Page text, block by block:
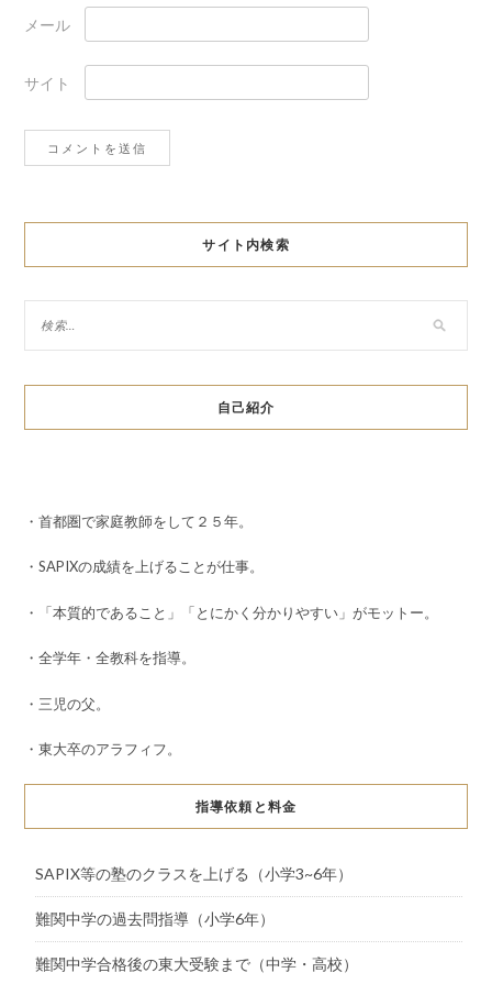
メール
サイト
サイト内検索
自己紹介
・首都圏で家庭教師をして２５年。
・SAPIXの成績を上げることが仕事。
・「本質的であること」「とにかく分かりやすい」がモットー。
・全学年・全教科を指導。
・三児の父。
・東大卒のアラフィフ。
指導依頼と料金
SAPIX等の塾のクラスを上げる（小学3~6年）
難関中学の過去問指導（小学6年）
難関中学合格後の東大受験まで（中学・高校）